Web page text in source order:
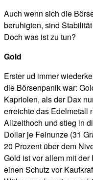
Auch wenn sich die
beruhigten, sind
Doch was ist zu tun?
Gold
Erster ud immer
die Börsenpanik war:
Kapriolen, als der Dax
erreichte das Edelmetall
Allzeithoch und stieg in
Dollar je Feinunze (31
20 Prozent über dem
Gold ist vor allem mit
einen Schutz vor